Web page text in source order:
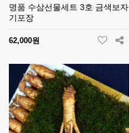
명품 수삼선물세트 3호 금색보자
기포장
62,000원